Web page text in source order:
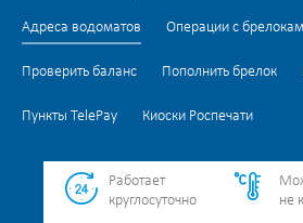
Адреса водоматов Операции с
Проверить баланс Пополнить брелок
Пункты TelePay Киоски Роспечати
Работает
круглосуточно
не